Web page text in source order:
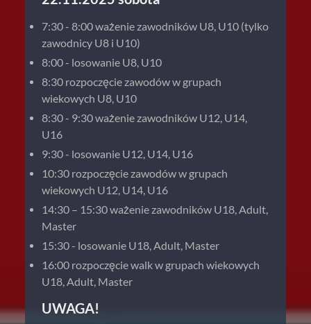
7:30 - 8:00 ważenie zawodników U8, U10 (tylko
zawodnicy U8 i U10)
8:00 - losowanie U8, U10
8:30 rozpoczęcie zawodów w grupach
wiekowych U8, U10
8:30 - 9:30 ważenie zawodników U12, U14,
U16
9:30 - losowanie U12, U14, U16
10:30 rozpoczęcie zawodów w grupach
wiekowych U12, U14, U16
14:30 – 15:30 ważenie zawodników U18, Adult,
Master
15:30 - losowanie U18, Adult, Master
16:00 rozpoczęcie walk w grupach wiekowych
U18, Adult, Master
UWAGA!